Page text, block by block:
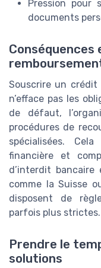
Pression pour
documents
Conséquences
Souscrire un crédit
n’efface pas les
de défaut,
procédures de
spécialisées.
financière et
d’interdit bancaire
comme la Suisse
disposent de
parfois plus strictes.
Prendre le
solutions